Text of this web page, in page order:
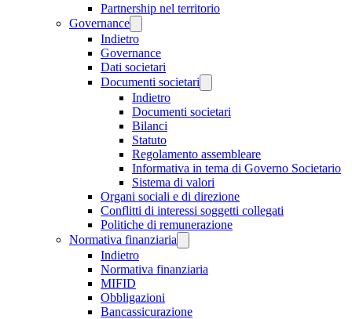
Partnership nel territorio
Governance
Indietro
Governance
Dati societari
Documenti societari
Indietro
Documenti societari
Bilanci
Statuto
Regolamento assembleare
Informativa in tema di Governo Societario
Sistema di valori
Organi sociali e di direzione
Conflitti di interessi soggetti collegati
Politiche di remunerazione
Normativa finanziaria
Indietro
Normativa finanziaria
MIFID
Obbligazioni
Bancassicurazione